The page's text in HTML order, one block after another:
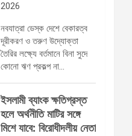
2026
নবযাত্রা ডেস্ক দেশে বেকারত্ব
দূরীকরণ ও তরুণ উদ্যোক্তা
তৈরির লক্ষ্যে বর্তমানে বিনা সুদে
কোনো ঋণ প্রকল্প না…
ইসলামী ব্যাংক ক্ষতিগ্রস্ত
হলে অর্থনীতি মাটির সঙ্গে
মিশে যাবে: বিরোধীদলীয় নেতা